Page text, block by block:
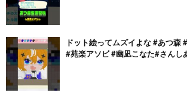
ドット絵ってムズイよな #あつ森
#苑楽アソビ #幽凪こなた#さんし